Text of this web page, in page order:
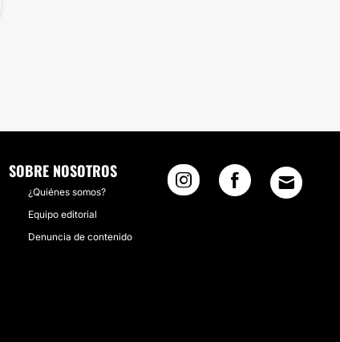
SOBRE NOSOTROS
¿Quiénes somos?
Equipo editorial
Denuncia de contenido